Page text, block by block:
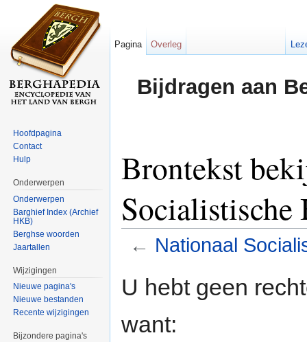
Bijdragen aan
Brontekst
Socialistische
← Nationaal
U hebt geen
want:
Pagina Overleg
Hoofdpagina
Contact
Hulp
Onderwerpen
Onderwerpen
Barghief Index (Archief
HKB)
Berghse woorden
Jaartallen
Wijzigingen
Nieuwe pagina's
Nieuwe bestanden
Recente wijzigingen
Bijzondere pagina's